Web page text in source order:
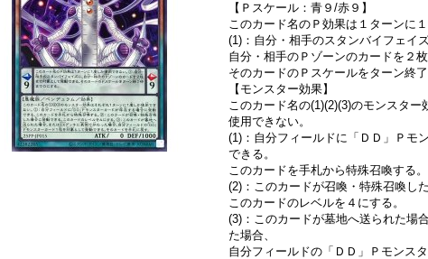
【Ｐスケール：青９/赤９】
このカード名のＰ効果は１ターンに
(1)：自分・相手のスタンバイフェイズ
自分・相手のＰゾーンのカードを２
そのカードのＰスケールをターン終了
【モンスター効果】
このカード名の(1)(2)(3)のモンスタ
使用できない。
(1)：自分フィールドに「ＤＤ」Ｐモ
できる。
このカードを手札から特殊召喚する。
(2)：このカードが召喚・特殊召喚し
このカードのレベルを４にする。
(3)：このカードが墓地へ送られた場
た場合、
自分フィールドの「ＤＤ」Ｐモンス